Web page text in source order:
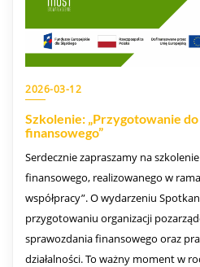
2026-03-12
Szkolenie: „Przygotowanie
finansowego”
Serdecznie zapraszamy na
finansowego, realizowanego w
współpracy”. O wydarzeniu
przygotowaniu organizacji
sprawozdania finansowego oraz
działalności. To ważny moment w